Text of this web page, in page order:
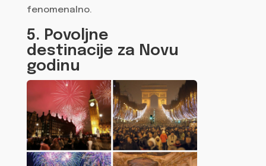
fenomenalno.
5. Povoljne
destinacije za Novu
godinu